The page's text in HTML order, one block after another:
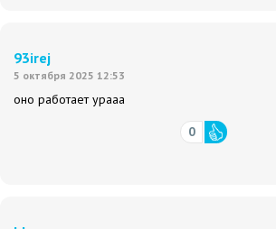
93irej
5 октября 2025 12:53
оно работает урааа
0